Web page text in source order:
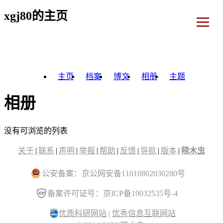
xgj80的主页
主页 档案 博文 相册 主题
相册
没有可浏览的列表
关于 | 联系 | 声明 | 举报 | 帮助 | 反馈 | 导航 | 版本 | 晓木虫
公安备案：京公网安备11010802030280号
备案许可证号：京ICP备19032535号-4
优质科研网站 | 优秀信息互联网站